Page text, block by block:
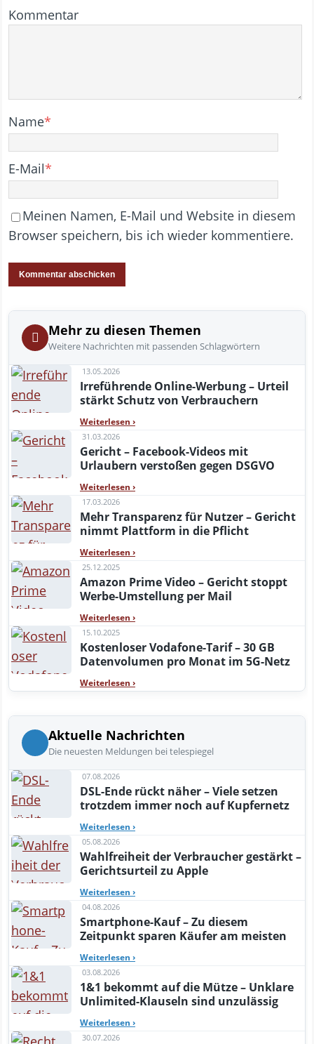
Kommentar
Name*
E-Mail*
Meinen Namen, E-Mail und Website in diesem
Browser speichern, bis ich wieder kommentiere.
Mehr zu diesen Themen
Weitere Nachrichten mit passenden Schlagwörtern
13.05.2026
Irreführende Online-Werbung – Urteil
stärkt Schutz von Verbrauchern
Weiterlesen ›
31.03.2026
Gericht – Facebook-Videos mit
Urlaubern verstoßen gegen DSGVO
Weiterlesen ›
17.03.2026
Mehr Transparenz für Nutzer – Gericht
nimmt Plattform in die Pflicht
Weiterlesen ›
25.12.2025
Amazon Prime Video – Gericht stoppt
Werbe-Umstellung per Mail
Weiterlesen ›
15.10.2025
Kostenloser Vodafone-Tarif – 30 GB
Datenvolumen pro Monat im 5G-Netz
Weiterlesen ›
Aktuelle Nachrichten
Die neuesten Meldungen bei telespiegel
07.08.2026
DSL-Ende rückt näher – Viele setzen
trotzdem immer noch auf Kupfernetz
Weiterlesen ›
05.08.2026
Wahlfreiheit der Verbraucher gestärkt –
Gerichtsurteil zu Apple
Weiterlesen ›
04.08.2026
Smartphone-Kauf – Zu diesem
Zeitpunkt sparen Käufer am meisten
Weiterlesen ›
03.08.2026
1&1 bekommt auf die Mütze – Unklare
Unlimited-Klauseln sind unzulässig
Weiterlesen ›
30.07.2026